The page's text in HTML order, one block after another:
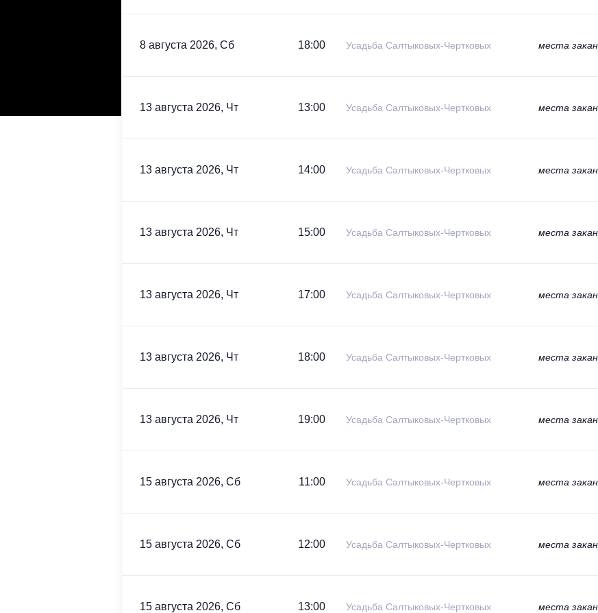
8 августа 2026, Сб 18:00 Усадьба Салтыковых-Чертковых места
13 августа 2026, Чт 13:00 Усадьба Салтыковых-Чертковых места
13 августа 2026, Чт 14:00 Усадьба Салтыковых-Чертковых места
13 августа 2026, Чт 15:00 Усадьба Салтыковых-Чертковых места
13 августа 2026, Чт 17:00 Усадьба Салтыковых-Чертковых места
13 августа 2026, Чт 18:00 Усадьба Салтыковых-Чертковых места
13 августа 2026, Чт 19:00 Усадьба Салтыковых-Чертковых места
15 августа 2026, Сб 11:00 Усадьба Салтыковых-Чертковых места
15 августа 2026, Сб 12:00 Усадьба Салтыковых-Чертковых места
15 августа 2026, Сб 13:00 Усадьба Салтыковых-Чертковых места